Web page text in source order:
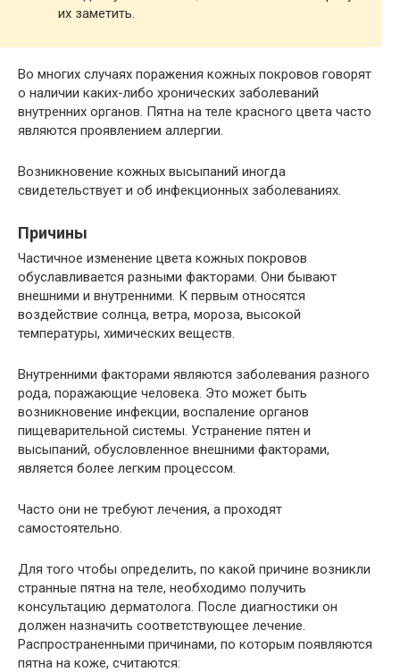
их заметить.
Во многих случаях поражения кожных покровов говорят
о наличии каких-либо хронических заболеваний
внутренних органов. Пятна на теле красного цвета часто
являются проявлением аллергии.
Возникновение кожных высыпаний иногда
свидетельствует и об инфекционных заболеваниях.
Причины
Частичное изменение цвета кожных покровов
обуславливается разными факторами. Они бывают
внешними и внутренними. К первым относятся
воздействие солнца, ветра, мороза, высокой
температуры, химических веществ.
Внутренними факторами являются заболевания разного
рода, поражающие человека. Это может быть
возникновение инфекции, воспаление органов
пищеварительной системы. Устранение пятен и
высыпаний, обусловленное внешними факторами,
является более легким процессом.
Часто они не требуют лечения, а проходят
самостоятельно.
Для того чтобы определить, по какой причине возникли
странные пятна на теле, необходимо получить
консультацию дерматолога. После диагностики он
должен назначить соответствующее лечение.
Распространенными причинами, по которым появляются
пятна на коже, считаются: